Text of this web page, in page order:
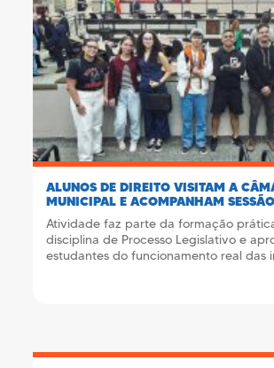
ALUNOS DE DIREITO VISITAM A
MUNICIPAL E ACOMPANHAM
Atividade faz parte da formação
disciplina de Processo Legislativo e
estudantes do funcionamento real das